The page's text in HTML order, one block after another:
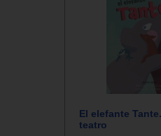
El elefante
teatro